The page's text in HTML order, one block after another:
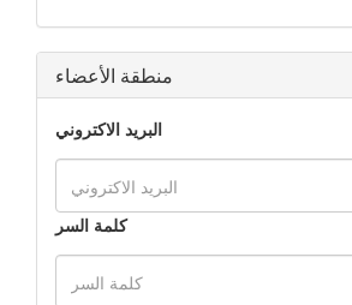
منطقة الأعضاء
البريد الاكتروني
كلمة السر